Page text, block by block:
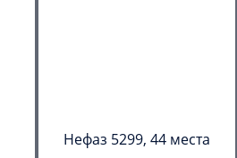
Нефаз 5299, 44 места